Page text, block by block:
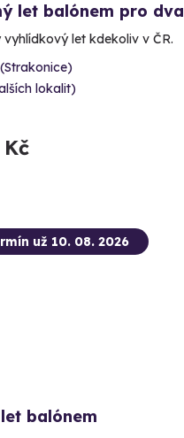
let balónem pro dva
let kdekoliv v ČR.
lokalit)
už 10. 08. 2026
balónem